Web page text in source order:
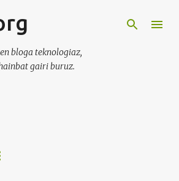
bloga teknologiaz,
gairi buruz.